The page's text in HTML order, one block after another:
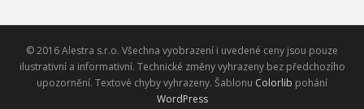
© 2016 Alestra s.r.o. Všechna vyobrazení i uvedené ceny jsou pouze
ilustrativní a informativní. Technické změny vyhrazeny bez předchozího
upozornění. Textové chyby vyhrazeny. Šablonu Colorlib pohání
WordPress